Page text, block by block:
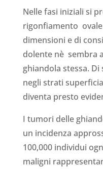
Nelle fasi iniziali si
rigonfiamento
dimensioni e di
dolente nè sembra
ghiandola stessa.
negli strati
diventa presto
I tumori delle
un incidenza
100,000 individui
maligni